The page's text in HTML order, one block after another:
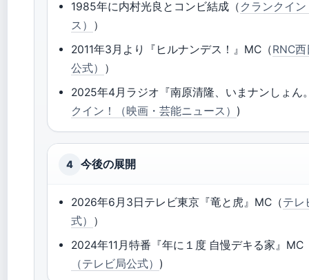
1985年に内村光良とコンビ結成（ クランクイ
ス） ）
2011年3月より『ヒルナンデス！』MC（RNC
公式） ）
2025年4月ラジオ『南原清隆、いまナンしょん
クイン！（映画・芸能ニュース） )
4 今後の展開
2026年6月3日テレビ東京『竜と虎』MC（テレ
式） ）
2024年11月特番『年に１度 自慢デキる家』MC
（テレビ局公式） )